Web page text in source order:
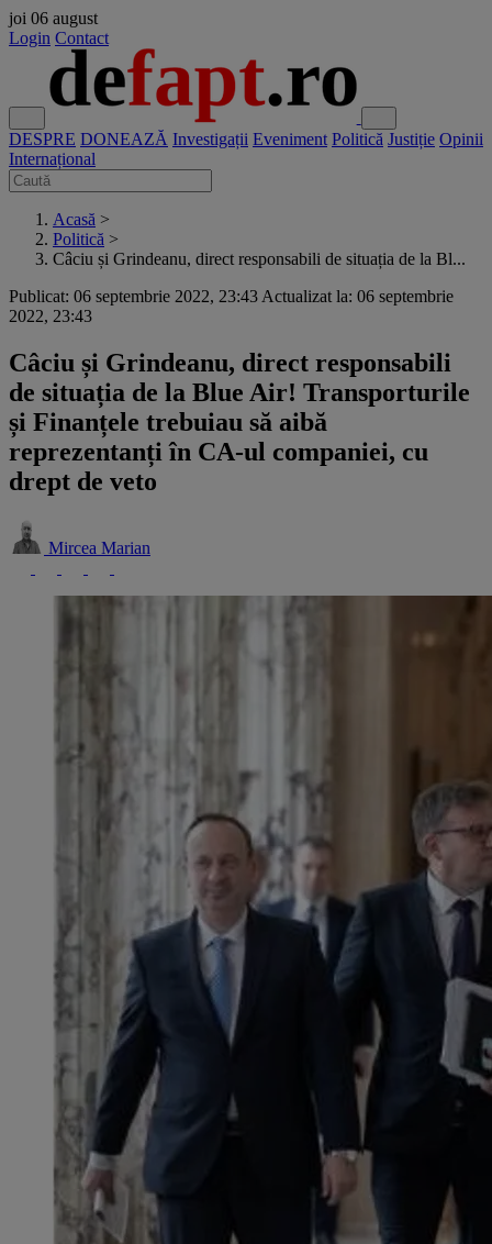
joi 06 august
Login Contact
DESPRE DONEAZĂ Investigații Eveniment Politică Justiție Opinii
Internațional
Acasă >
Politică >
Câciu și Grindeanu, direct responsabili de situația de la Bl...
Publicat: 06 septembrie 2022, 23:43 Actualizat la: 06 septembrie
2022, 23:43
Câciu și Grindeanu, direct responsabili
de situația de la Blue Air! Transporturile
și Finanțele trebuiau să aibă
reprezentanți în CA-ul companiei, cu
drept de veto
Mircea Marian